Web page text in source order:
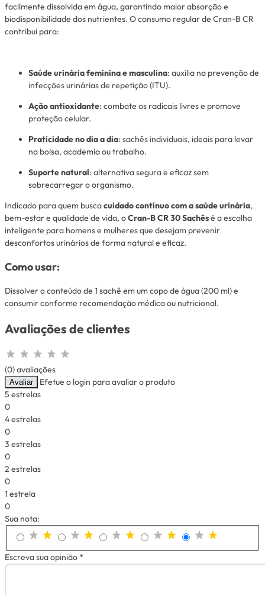
facilmente dissolvida em água, garantindo maior absorção e
biodisponibilidade dos nutrientes. O consumo regular de Cran-B CR
contribui para:
Saúde urinária feminina e masculina: auxilia na prevenção de
infecções urinárias de repetição (ITU).
Ação antioxidante: combate os radicais livres e promove
proteção celular.
Praticidade no dia a dia: sachês individuais, ideais para levar
na bolsa, academia ou trabalho.
Suporte natural: alternativa segura e eficaz sem
sobrecarregar o organismo.
Indicado para quem buscacuidado contínuo com a saúde urinária,
bem-estar e qualidade de vida, oCran-B CR 30 Sachêsé a escolha
inteligente para homens e mulheres que desejam prevenir
desconfortos urinários de forma natural e eficaz.
Como usar:
Dissolver o conteúdo de 1 sachê em um copo de água (200 ml) e
consumir conforme recomendação médica ou nutricional.
Avaliações de clientes
(0) avaliações
Avaliar
Efetue o login para avaliar o produto
5 estrelas
0
4 estrelas
0
3 estrelas
0
2 estrelas
0
1 estrela
0
Sua nota:
Escreva sua opinião *